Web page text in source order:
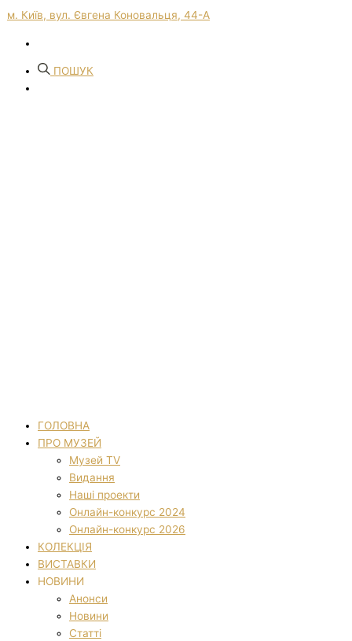
м. Київ, вул. Євгена Коновальця, 44-А
ПОШУК
ГОЛОВНА
ПРО МУЗЕЙ
Музей TV
Видання
Наші проекти
Онлайн-конкурс 2024
Онлайн-конкурс 2026
КОЛЕКЦІЯ
ВИСТАВКИ
НОВИНИ
Анонси
Новини
Статті